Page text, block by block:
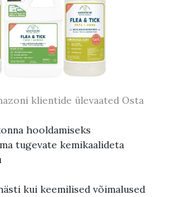
klientide ülevaated Osta
hooldamiseks
tugevate kemikaalideta
kui keemilised võimalused